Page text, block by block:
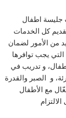
جليسة اطفال
كل الخدمات
من الأمور لضمان
يجب توافرها
و تدريب في
و الصبر والقدرة
مع الأطفال